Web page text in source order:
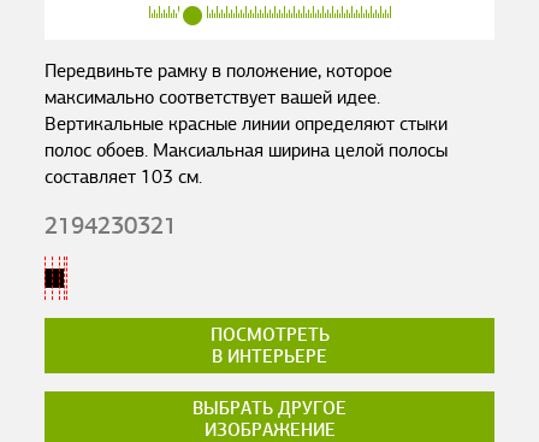
Передвиньте рамку в положение, которое
максимально соответствует вашей идее.
Вертикальные красные линии определяют стыки
полос обоев. Максиальная ширина целой полосы
составляет 103 см.
2194230321
ПОСМОТРЕТЬ
В ИНТЕРЬЕРЕ
ВЫБРАТЬ ДРУГОЕ
ИЗОБРАЖЕНИЕ